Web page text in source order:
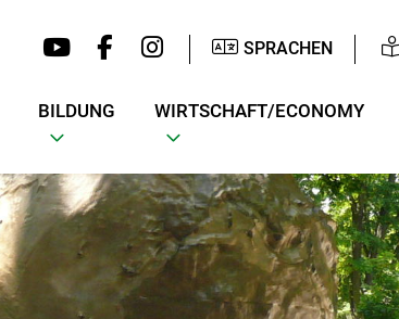
SPRACHEN
BILDUNG WIRTSCHAFT/ECONOMY